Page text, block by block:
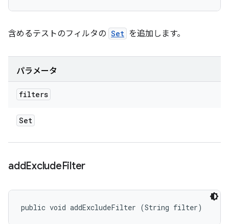
含めるテストのフィルタの Set を追加します。
パラメータ
filters
Set
addExcludeFilter
public void addExcludeFilter (String filter)